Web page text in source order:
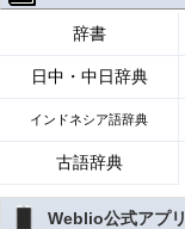
辞書
日中・中日辞典
インドネシア語辞典
古語辞典
Weblio公式アプリ